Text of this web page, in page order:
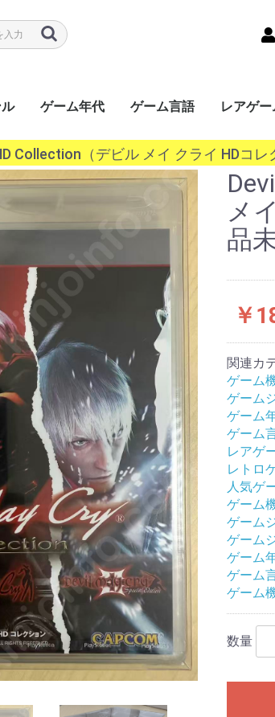
PS Vita
ﾌﾟﾚｲｽﾃｰｼｮﾝﾎﾟｰﾀﾌﾞﾙ
PSP）
ニンテンドー3DS
ニンテンドーDS
GP32
ゲームボーイ
GB/GBC）
ゲームボーイアドバン
（GBA）
ゲームギア（GG）
ワンダースワン
WS/WSC）
リンクス（Lynx）
ネオジオポケット
NGP）
Evercade
Nintendo
（NS）
Wii U
Wii
プレイステーション
PS5）
プレイステーション
PS4）
プレイステーション
PS3）
プレイステーション
PS2）
XBOX SERIES X/S
Xbox One
Xbox 360
Xbox
プレイステーション
PS）
Jaguar
ゲームキューブ（GC）
ドリームキャスト
DC）
バーチャルボーイ
VB）
セガサターン（SS）
PCエンジン（PCECD）
NINTENDO64（N64）
PCエンジン
PCE/SGX）
TurboGrafx16（TG16）
ｽｰﾊﾟｰﾌｧﾐｺﾝ
SFC/SNES）
メガCD・SEGA-
メガドライブ
MD/GENESIS）
メガドライブ（32X）
ファミコン（FC/NES）
ﾌｧﾐｺﾝﾃﾞｨｽｸｼｽﾃﾑ(FCDS)
3DO
PCFX
ネオジオ(ROM)
ネオジオ(CD)
ｾｶﾞﾏｰｸIII&ﾏｽﾀｰｼｽﾃﾑ
セガSG1000
FM-TOWNS マーティー
NEOGEO(ネオジオ)
CPシステムIII
CPシステムII
NAOMIGD-ROM
NAOMI
ST-V
SPIシステム
PGMシステム
SYSTEM256
ALECK64
ATOMISWAVE
SYSTEM246
その他PCB基板
Mac OS系
Windows 10系
Windows 8系
Windows 7系
Windows Vista系
Windows XP系
Windows 2000系
Windows 98系
Windows 95系
Windows 3系
MSX2+
MSX2
MSX
グ
ン
カード
トワー
ゲーム年代
2020年〜
2010年〜2019年
2000年〜2009年
1990年〜1999年
1980年〜1989年
〜1979年
ゲーム言語
日本語
英語
中国語
韓国語
その他
レアゲー
Collection（デビル メイ クライ HDコ
メ
品
￥
関連カ
ゲーム
ゲーム
ゲーム
ゲーム
レアゲ
レトロ
人気ゲ
ゲーム
ゲーム
ゲーム
ゲーム
ゲーム
ゲーム
数量